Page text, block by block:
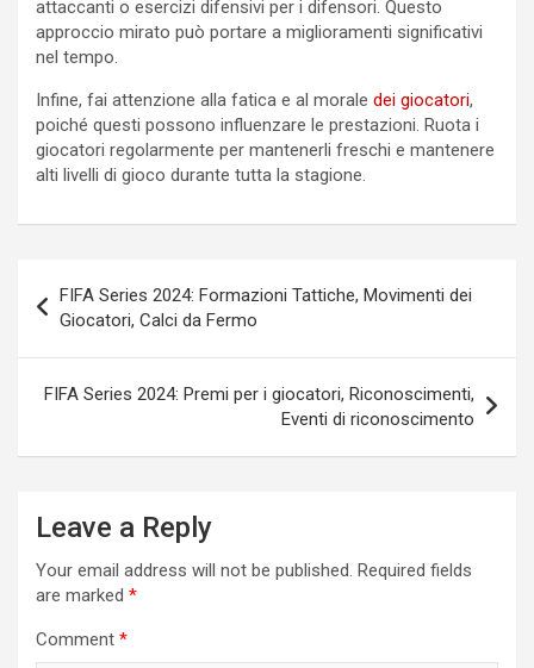
attaccanti o esercizi difensivi per i difensori. Questo
approccio mirato può portare a miglioramenti significativi
nel tempo.
Infine, fai attenzione alla fatica e al morale dei giocatori,
poiché questi possono influenzare le prestazioni. Ruota i
giocatori regolarmente per mantenerli freschi e mantenere
alti livelli di gioco durante tutta la stagione.
navigation
FIFA Series 2024: Formazioni Tattiche, Movimenti dei
Giocatori, Calci da Fermо
FIFA Series 2024: Premi per i giocatori, Riconoscimenti,
Eventi di riconoscimento
Leave a Reply
Your email address will not be published. Required fields
are marked *
Comment *